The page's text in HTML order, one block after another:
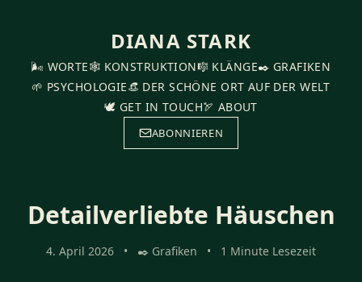
DIANA STARK
🌬️ WORTE🕸️ KONSTRUKTION🎼 KLÄNGE✒️ GRAFIKEN
🌱 PSYCHOLOGIE👒 DER SCHÖNE ORT AUF DER WELT
🕊️ GET IN TOUCH🏹 ABOUT
ABONNIEREN
Detailverliebte Häuschen
4. April 2026 • ✒️ Grafiken • 1 Minute Lesezeit